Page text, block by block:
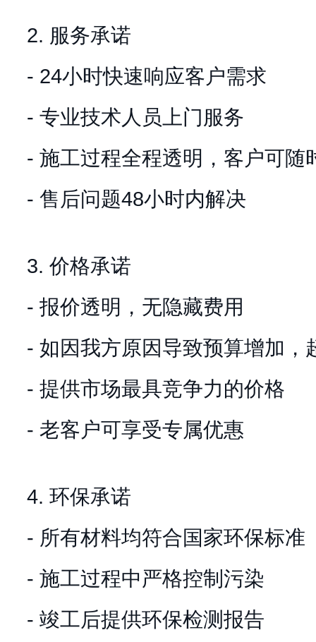
2. 服务承诺
- 24小时快速响应客户需求
- 专业技术人员上门服务
- 施工过程全程透明，客户可随
- 售后问题48小时内解决
3. 价格承诺
- 报价透明，无隐藏费用
- 如因我方原因导致预算增加，
- 提供市场最具竞争力的价格
- 老客户可享受专属优惠
4. 环保承诺
- 所有材料均符合国家环保标准
- 施工过程中严格控制污染
- 竣工后提供环保检测报告